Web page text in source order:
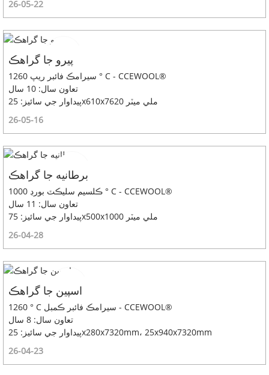
26-05-22
پيرو جا گراهڪ
سيرامڪ فائبر ريپ 1260 ° C - CCEWOOL®
تعاون سال: 10 سال
پيداوار جي سائيز: 25x610x7620 ملي ميٽر
26-05-16
برطانيه جا گراهڪ
ڪلسيم سليڪٽ بورڊ 1000 ° C - CCEWOOL®
تعاون سال: 11 سال
پيداوار جي سائيز: 75x500x1000 ملي ميٽر
26-04-28
اسپين جا گراهڪ
1260 ° C سيرامڪ فائبر ڪمبل - CCEWOOL®
تعاون سال: 8 سال
پيداوار جي سائيز: 25x280x7320mm، 25x940x7320mm
26-04-23